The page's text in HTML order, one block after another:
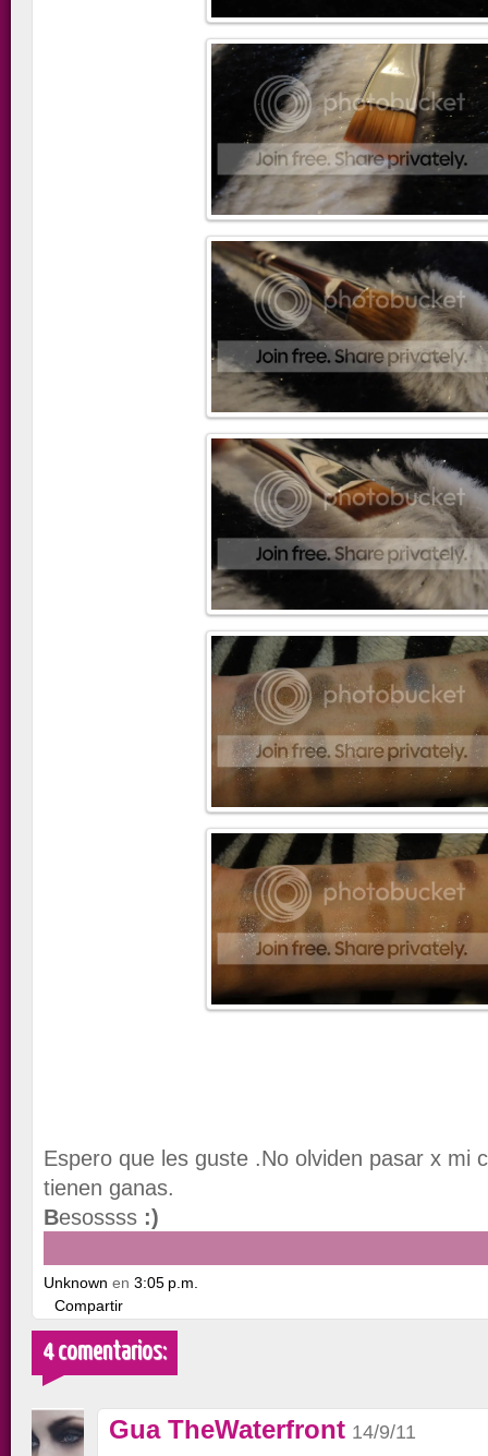
Espero que les guste .No olviden pasar x mi
tienen ganas.
Besossss :)
Unknownen3:05 p.m.
Compartir
4 comentarios:
Gua TheWaterfront 14/9/11